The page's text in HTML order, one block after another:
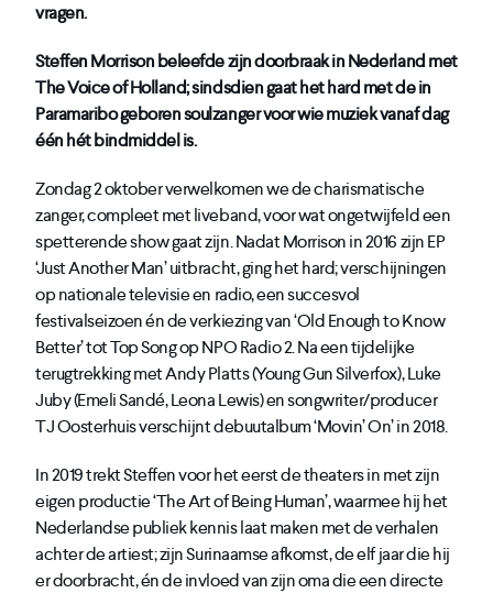
vragen.
Steffen Morrison beleefde zijn doorbraak in Nederland met
The Voice of Holland; sindsdien gaat het hard met de in
Paramaribo geboren soulzanger voor wie muziek vanaf dag
één hét bindmiddel is.
Zondag 2 oktober verwelkomen we de charismatische
zanger, compleet met liveband, voor wat ongetwijfeld een
spetterende show gaat zijn. Nadat Morrison in 2016 zijn EP
‘Just Another Man’ uitbracht, ging het hard; verschijningen
op nationale televisie en radio, een succesvol
festivalseizoen én de verkiezing van ‘Old Enough to Know
Better’ tot Top Song op NPO Radio 2. Na een tijdelijke
terugtrekking met Andy Platts (Young Gun Silverfox), Luke
Juby (Emeli Sandé, Leona Lewis) en songwriter/producer
TJ Oosterhuis verschijnt debuutalbum ‘Movin’ On’ in 2018.
In 2019 trekt Steffen voor het eerst de theaters in met zijn
eigen productie ‘The Art of Being Human’, waarmee hij het
Nederlandse publiek kennis laat maken met de verhalen
achter de artiest; zijn Surinaamse afkomst, de elf jaar die hij
er doorbracht, én de invloed van zijn oma die een directe